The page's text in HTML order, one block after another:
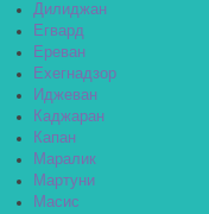
Дилиджан
Егвард
Ереван
Ехегнадзор
Иджеван
Каджаран
Капан
Маралик
Мартуни
Масис